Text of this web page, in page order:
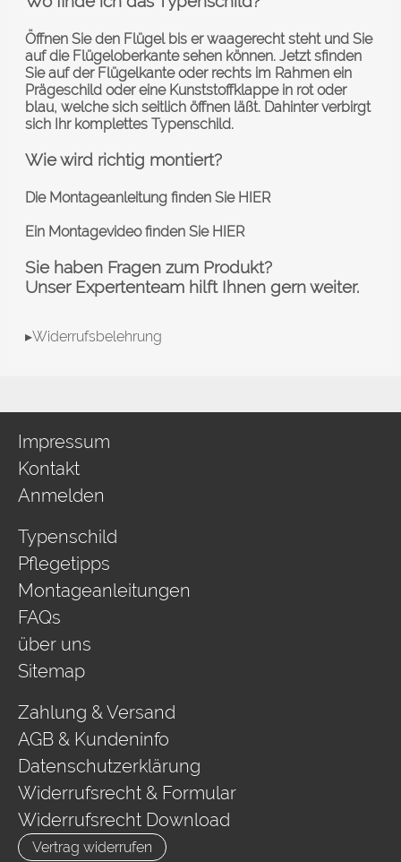
Öffnen Sie den Flügel bis er waagerecht steht und Sie
auf die Flügeloberkante sehen können. Jetzt sfinden
Sie auf der Flügelkante oder rechts im Rahmen ein
Prägeschild oder eine Kunststoffklappe in rot oder
blau, welche sich seitlich öffnen läßt. Dahinter verbirgt
sich Ihr komplettes Typenschild.
Wie wird richtig montiert?
Die Montageanleitung finden SieHIER
Ein Montagevideo finden Sie HIER
Sie haben Fragen zum Produkt?
Unser Expertenteam hilft Ihnen gern weiter.
▸Widerrufsbelehrung
Impressum
Kontakt
Anmelden
Typenschild
Pflegetipps
Montageanleitungen
FAQs
über uns
Sitemap
Zahlung & Versand
AGB & Kundeninfo
Datenschutzerklärung
Widerrufsrecht & Formular
Widerrufsrecht Download
Vertrag widerrufen